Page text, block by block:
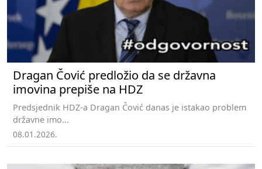
Dragan Čović predložio da se državna
imovina prepiše na HDZ
Predsjednik HDZ-a Dragan Čović danas je istakao problem
državne imo...
08.01.2026.